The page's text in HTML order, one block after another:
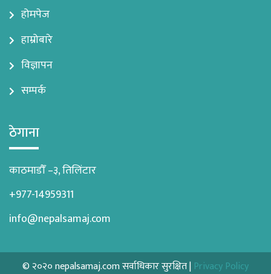
होमपेज
हाम्रोबारे
विज्ञापन
सम्पर्क
ठेगाना
काठमाडौँ –३, तिलिंटार
+977-14959311
info@nepalsamaj.com
© २०२० nepalsamaj.com सर्वाधिकार सुरक्षित | Privacy Policy